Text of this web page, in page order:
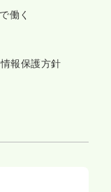
働く
報保護方針